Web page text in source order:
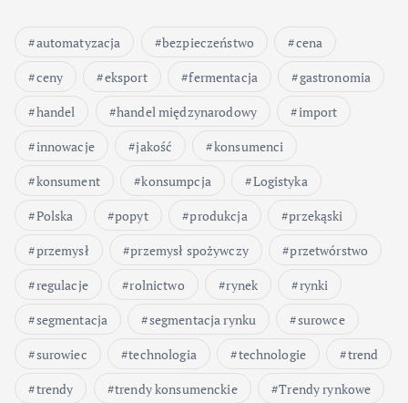
automatyzacja bezpieczeństwo
cena
ceny
eksport fermentacja
gastronomia
handel
handel międzynarodowy
import
innowacje
jakość
konsumenci
konsument
konsumpcja
Logistyka
Polska
popyt produkcja
przekąski
przemysł
przemysł spożywczy
przetwórstwo
regulacje
rolnictwo rynek
rynki
segmentacja
segmentacja rynku
surowce
surowiec
technologia technologie
trend
trendy
trendy konsumenckie
Trendy rynkowe